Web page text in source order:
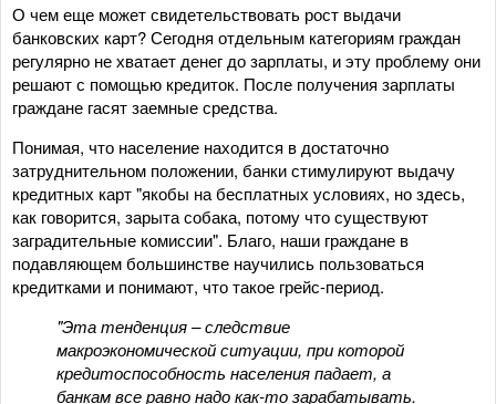
О чем еще может свидетельствовать рост выдачи
банковских карт? Сегодня отдельным категориям граждан
регулярно не хватает денег до зарплаты, и эту проблему они
решают с помощью кредиток. После получения зарплаты
граждане гасят заемные средства.
Понимая, что население находится в достаточно
затруднительном положении, банки стимулируют выдачу
кредитных карт "якобы на бесплатных условиях, но здесь,
как говорится, зарыта собака, потому что существуют
заградительные комиссии". Благо, наши граждане в
подавляющем большинстве научились пользоваться
кредитками и понимают, что такое грейс-период.
"Эта тенденция – следствие
макроэкономической ситуации, при которой
кредитоспособность населения падает, а
банкам все равно надо как-то зарабатывать.